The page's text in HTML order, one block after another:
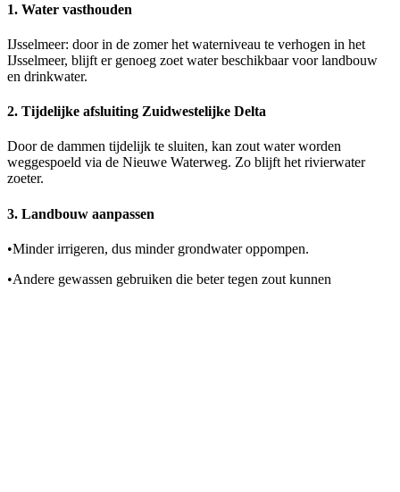
1. Water vasthouden
IJsselmeer: door in de zomer het waterniveau te verhogen in het
IJsselmeer, blijft er genoeg zoet water beschikbaar voor landbouw
en drinkwater.
2. Tijdelijke afsluiting Zuidwestelijke Delta
Door de dammen tijdelijk te sluiten, kan zout water worden
weggespoeld via de Nieuwe Waterweg. Zo blijft het rivierwater
zoeter.
3. Landbouw aanpassen
•Minder irrigeren, dus minder grondwater oppompen.
•Andere gewassen gebruiken die beter tegen zout kunnen